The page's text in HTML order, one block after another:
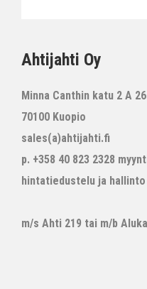
Ahtijahti Oy
Minna Canthin katu 2 A 26
70100 Kuopio
sales(a)ahtijahti.fi
p. +358 40 823 2328
hintatiedustelu ja hallinto
m/s Ahti 219 tai m/b